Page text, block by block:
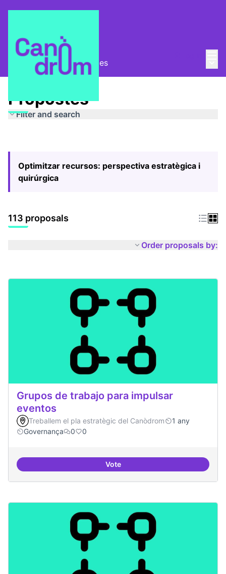
Pla Estratègic Propostes
Propostes
Filter and search
Optimitzar recursos: perspectiva estratègica i
quirúrgica
113 proposals
Order proposals by:
Grupos de trabajo para impulsar
eventos
Treballem el pla estratègic del Canòdrom
1 any
Governança
0 0
VoteGrupos de trabajo para impulsar